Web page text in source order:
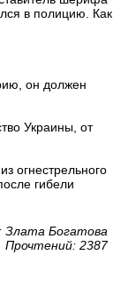
в полицию. Как
он должен
Украины, от
огнестрельного
гибели
Злата Богатова
Прочтений: 2387